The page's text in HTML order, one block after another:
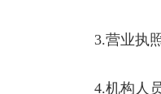
3.营业执照
4.机构人员